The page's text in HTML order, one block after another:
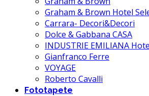
Graham & Brown Hotel
Carrara- Decori&Decori
Dolce & Gabbana CASA
INDUSTRIE EMILIANA
Gianfranco Ferre
VOYAGE
Roberto Cavalli
Fototapete